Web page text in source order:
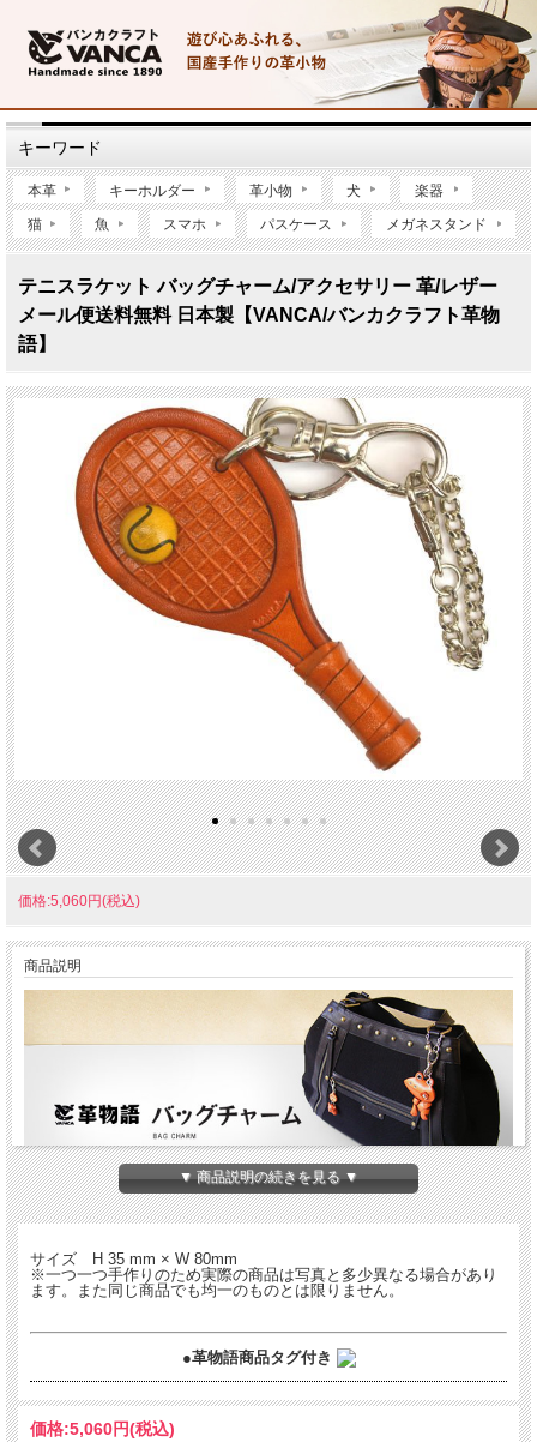
キーワード
本革 キーホルダー 革小物 犬 楽器
猫 魚 スマホ パスケース メガネスタンド
テニスラケット バッグチャーム/アクセサリー 革/レザー
メール便送料無料 日本製【VANCA/バンカクラフト革物
語】
価格:5,060円(税込)
商品説明
かわいくて高級感のある本革製バッグチャームです。犬や動物、イニシャルや楽
器、星型やハート型まで。カバンやバッグなどのオシャレにどうぞ！
▼ 商品説明の続きを見る ▼
サイズ H 35 mm × W 80mm
※一つ一つ手作りのため実際の商品は写真と多少異なる場合があり
ます。また同じ商品でも均一のものとは限りません。
●革物語商品タグ付き
価格:5,060円(税込)